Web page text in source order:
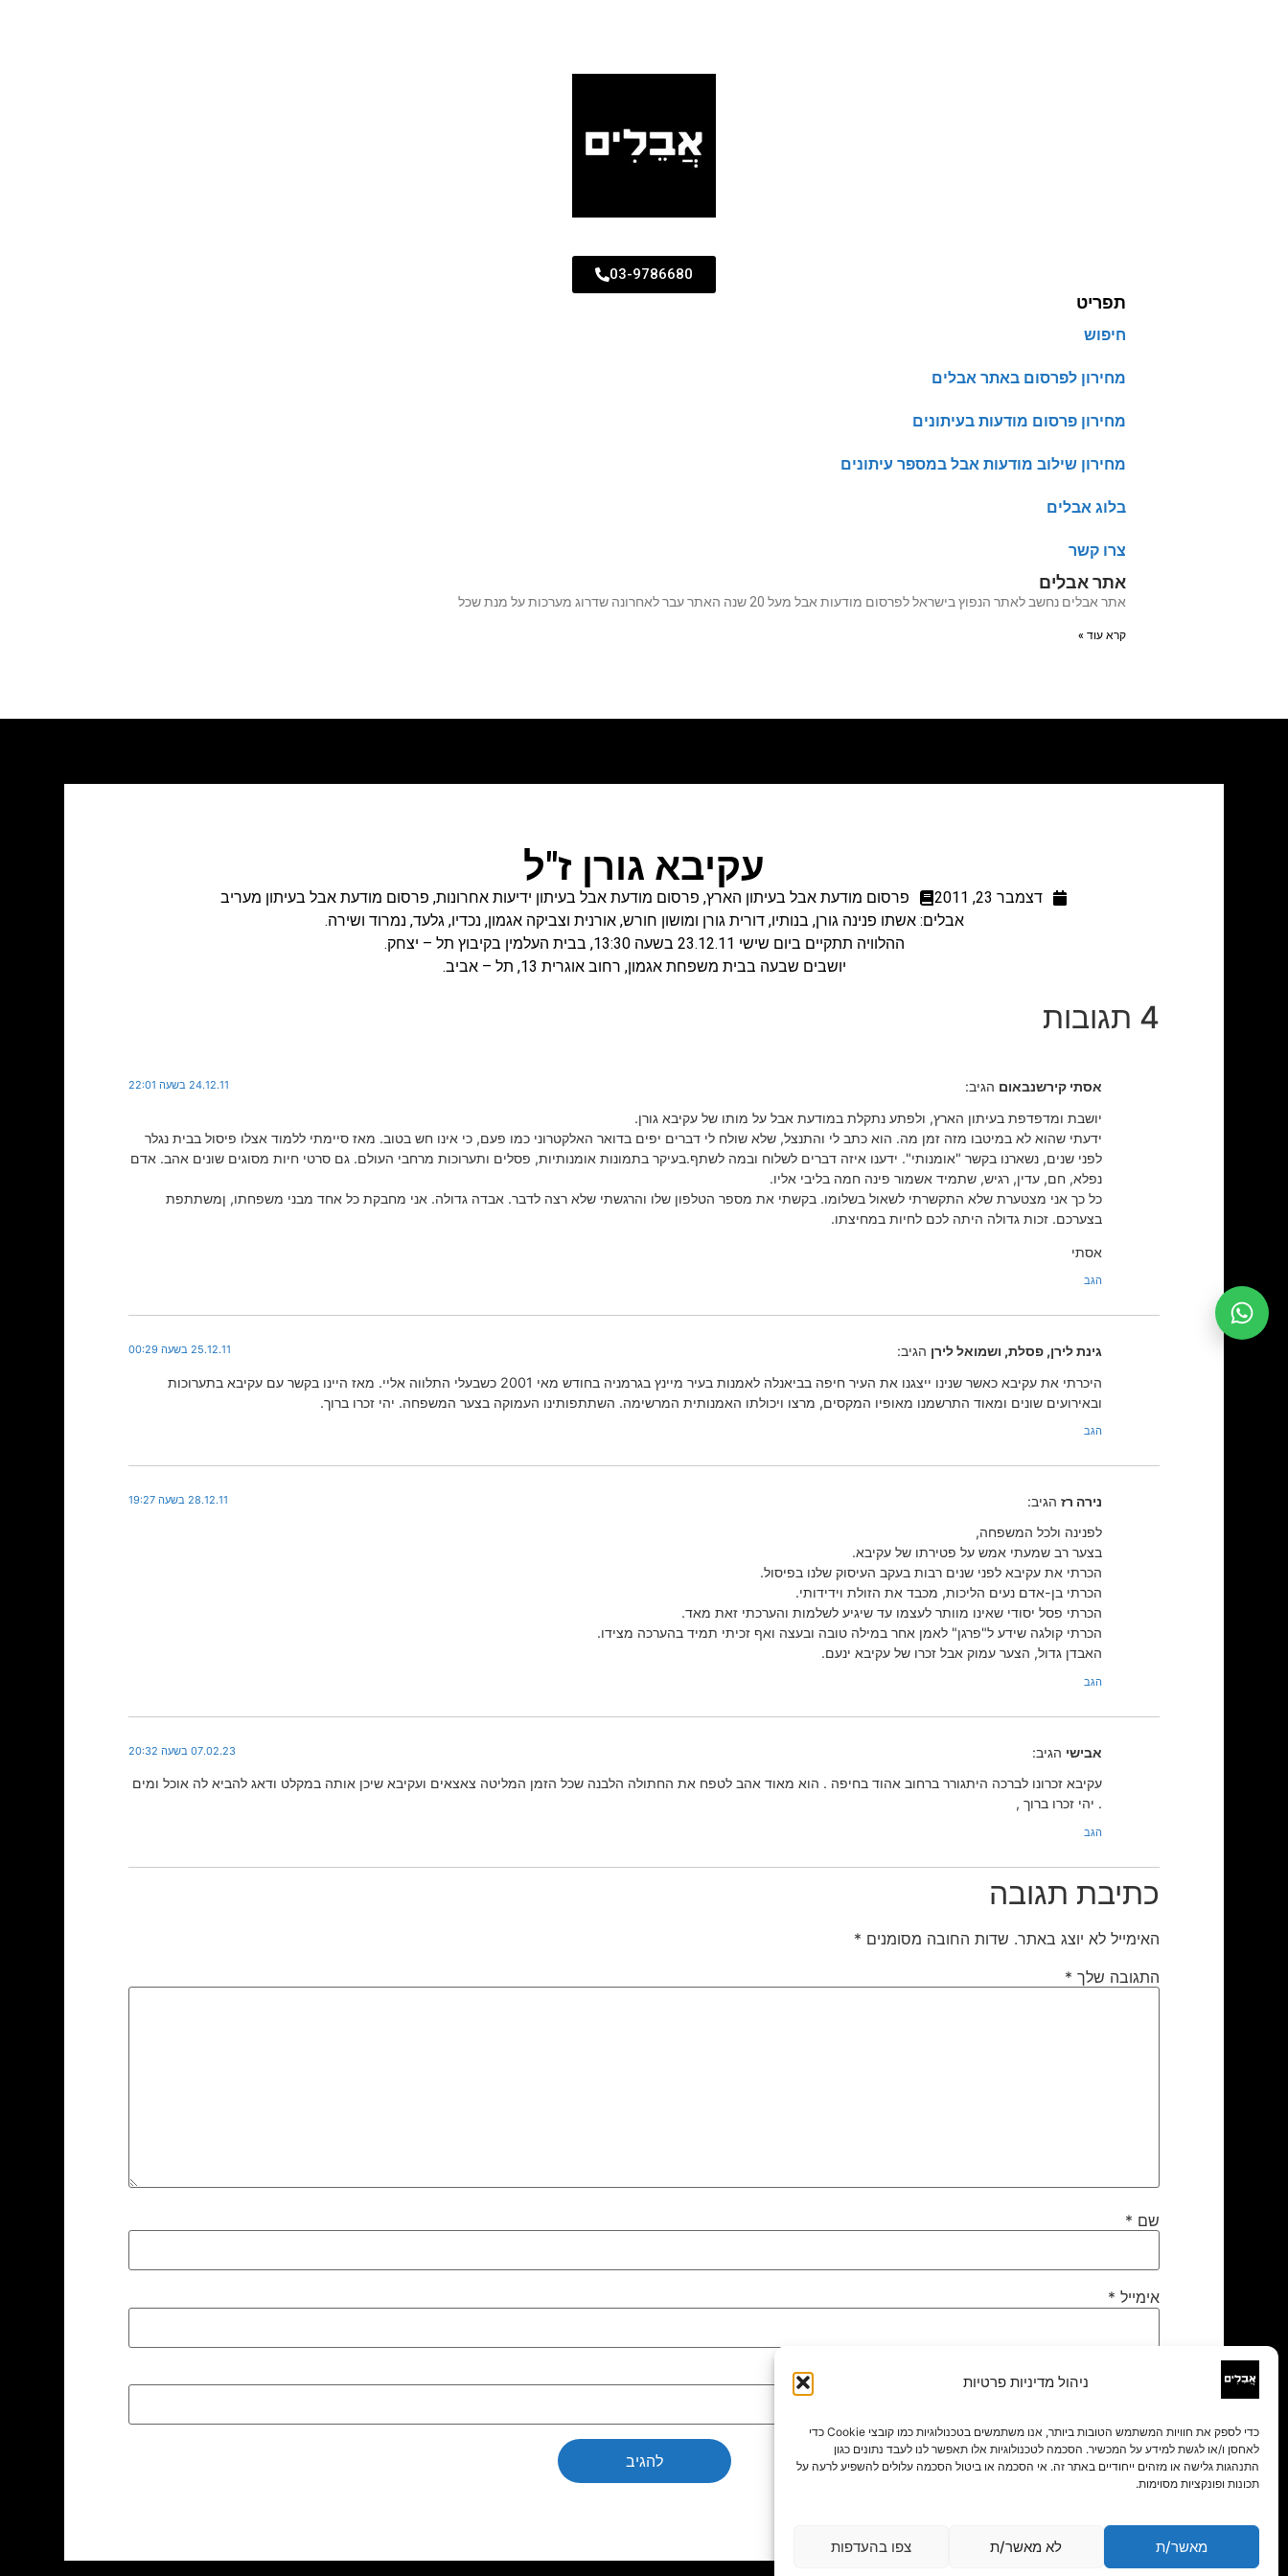
ניהול מדיניות פרטיות
כדי לספק את חוויות המשתמש הטובות ביותר, אנו משתמשים בטכנולוגיות כמו קובצי Cookie כדי
לאחסן ו/או לגשת למידע על המכשיר. הסכמה לטכנולוגיות אלו תאפשר לנו לעבד נתונים כגון
התנהגות גלישה או מזהים ייחודיים באתר זה. אי הסכמה או ביטול הסכמה עלולים להשפיע לרעה על
תכונות ופונקציות מסוימות.
מאשר/ת לא מאשר/ת צפו בהעדפות
03-9786680
תפריט
חיפוש
מחירון לפרסום באתר אבלים
מחירון פרסום מודעות בעיתונים
מחירון שילוב מודעות אבל במספר עיתונים
בלוג אבלים
צרו קשר
אתר אבלים
אתר אבלים נחשב לאתר הנפוץ בישראל לפרסום מודעות אבל מעל 20 שנה האתר עבר לאחרונה שדרוג מערכות על מנת שכל
קרא עוד »
עקיבא גורן ז"ל
דצמבר 23, 2011 פרסום מודעת אבל בעיתון הארץ, פרסום מודעת אבל בעיתון ידיעות אחרונות, פרסום מודעת אבל בעיתון מעריב
אבלים: אשתו פנינה גורן, בנותיו, דורית גורן ומושון חורש, אורנית וצביקה אגמון, נכדיו, גלעד, נמרוד ושירה.
ההלוויה תתקיים ביום שישי 23.12.11 בשעה 13:30, בבית העלמין בקיבוץ תל – יצחק.
יושבים שבעה בבית משפחת אגמון, רחוב אוגרית 13, תל – אביב.
4 תגובות
אסתי קירשנבאום הגיב: 24.12.11 בשעה 22:01
יושבת ומדפדפת בעיתון הארץ, ולפתע נתקלת במודעת אבל על מותו של עקיבא גורן.
ידעתי שהוא לא במיטבו מזה זמן מה. הוא כתב לי והתנצל, שלא שולח לי דברים יפים בדואר האלקטרוני כמו פעם, כי אינו חש בטוב. מאז סיימתי ללמוד אצלו פיסול בבית נגלר
לפני שנים, נשארנו בקשר "אומנותי". ידענו איזה דברים לשלוח ובמה לשתף.בעיקר בתמונות אומנותיות, פסלים ותערוכות מרחבי העולם. גם סרטי חיות מסוגים שונים אהב. אדם
נפלא, חם, עדין, רגיש, שתמיד אשמור פינה חמה בליבי אליו.
כל כך אני מצטערת שלא התקשרתי לשאול בשלומו. בקשתי את מספר הטלפון שלו והרגשתי שלא רצה לדבר. אבדה גדולה. אני מחבקת כל אחד מבני משפחתו, ןמשתתפת
בצערכם. זכות גדולה היתה לכם לחיות במחיצתו.
אסתי
הגב
גינת לירן, פסלת, ושמואל לירן הגיב: 25.12.11 בשעה 00:29
היכרתי את עקיבא כאשר שנינו ייצגנו את העיר חיפה בביאנלה לאמנות בעיר מיינץ בגרמניה בחודש מאי 2001 כשבעלי התלווה אליי. מאז היינו בקשר עם עקיבא בתערוכות
ובאירועים שונים ומאוד התרשמנו מאופיו המקסים, מרצו ויכולתו האמנותית המרשימה. השתתפותינו העמוקה בצער המשפחה. יהי זכרו ברוך.
הגב
נירה רז הגיב: 28.12.11 בשעה 19:27
לפנינה ולכל המשפחה,
בצער רב שמעתי אמש על פטירתו של עקיבא.
הכרתי את עקיבא לפני שנים רבות בעקב העיסוק שלנו בפיסול.
הכרתי בן-אדם נעים הליכות, מכבד את הזולת וידידותי.
הכרתי פסל יסודי שאינו מוותר לעצמו עד שיגיע לשלמות והערכתי זאת מאד.
הכרתי קולגה שידע ל"פרגן" לאמן אחר במילה טובה ובעצה ואף זכיתי תמיד בהערכה מצידו.
האבדן גדול, הצער עמוק אבל זכרו של עקיבא ינעם.
הגב
אבישי הגיב: 07.02.23 בשעה 20:32
עקיבא זכרונו לברכה היתגורר ברחוב אהוד בחיפה . הוא מאוד אהב לטפח את החתולה הלבנה שכל הזמן המליטה צאצאים ועקיבא שיכן אותה במקלט ודאג להביא לה אוכל ומים
. יהי זכרו ברוך ,
הגב
כתיבת תגובה
האימייל לא יוצג באתר. שדות החובה מסומנים *
התגובה שלך *
שם *
אימייל *